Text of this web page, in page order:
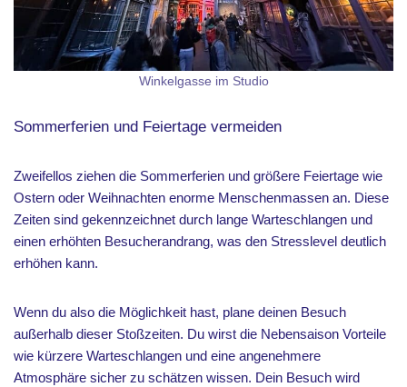
Winkelgasse im Studio
Sommerferien und Feiertage vermeiden
Zweifellos ziehen die Sommerferien und größere Feiertage wie
Ostern oder Weihnachten enorme Menschenmassen an. Diese
Zeiten sind gekennzeichnet durch lange Warteschlangen und
einen erhöhten Besucherandrang, was den Stresslevel deutlich
erhöhen kann.
Wenn du also die Möglichkeit hast, plane deinen Besuch
außerhalb dieser Stoßzeiten. Du wirst die Nebensaison Vorteile
wie kürzere Warteschlangen und eine angenehmere
Atmosphäre sicher zu schätzen wissen. Dein Besuch wird